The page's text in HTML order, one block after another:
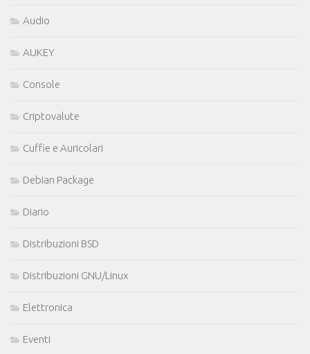
Audio
AUKEY
Console
Criptovalute
Cuffie e Auricolari
Debian Package
Diario
Distribuzioni BSD
Distribuzioni GNU/Linux
Elettronica
Eventi